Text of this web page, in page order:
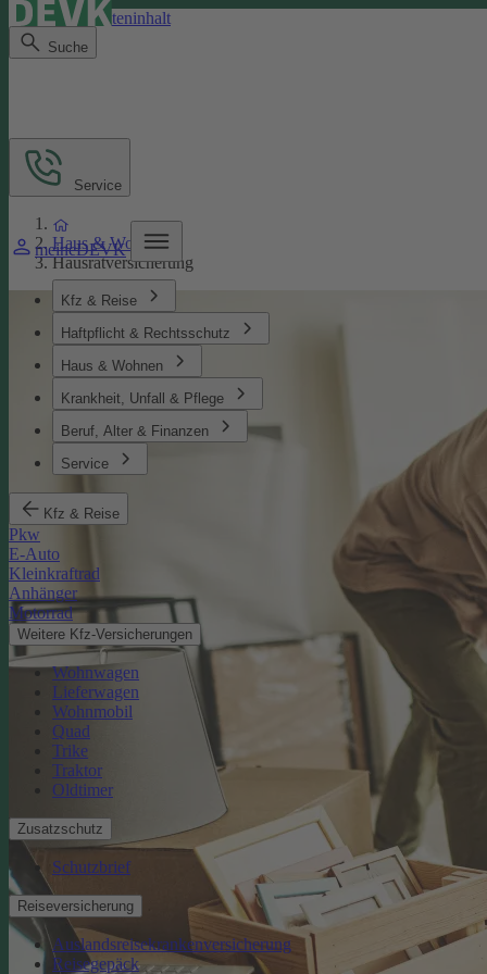
Direkt zum Seiteninhalt
Suche
meineDEVK
Kfz & Reise
Haftpflicht & Rechtsschutz
Haus & Wohnen
Krankheit, Unfall & Pflege
Beruf, Alter & Finanzen
Service
Kfz & Reise
Pkw
E-Auto
Kleinkraftrad
Anhänger
Motorrad
Weitere Kfz-Versicherungen
Wohnwagen
Lieferwagen
Wohnmobil
Quad
Trike
Traktor
Oldtimer
Zusatzschutz
Schutzbrief
Reiseversicherung
Auslandsreisekrankenversicherung
Reisegepäck
Service
Haus & Wohnen
Hausratversicherung